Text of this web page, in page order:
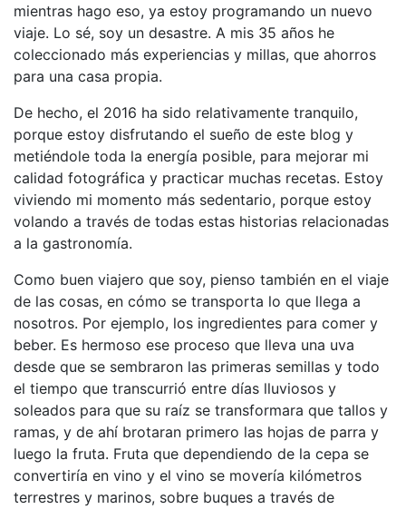
mientras hago eso, ya estoy programando un nuevo
viaje. Lo sé, soy un desastre. A mis 35 años he
coleccionado más experiencias y millas, que ahorros
para una casa propia.
De hecho, el 2016 ha sido relativamente tranquilo,
porque estoy disfrutando el sueño de este blog y
metiéndole toda la energía posible, para mejorar mi
calidad fotográfica y practicar muchas recetas. Estoy
viviendo mi momento más sedentario, porque estoy
volando a través de todas estas historias relacionadas
a la gastronomía.
Como buen viajero que soy, pienso también en el viaje
de las cosas, en cómo se transporta lo que llega a
nosotros. Por ejemplo, los ingredientes para comer y
beber. Es hermoso ese proceso que lleva una uva
desde que se sembraron las primeras semillas y todo
el tiempo que transcurrió entre días lluviosos y
soleados para que su raíz se transformara que tallos y
ramas, y de ahí brotaran primero las hojas de parra y
luego la fruta. Fruta que dependiendo de la cepa se
convertiría en vino y el vino se movería kilómetros
terrestres y marinos, sobre buques a través de